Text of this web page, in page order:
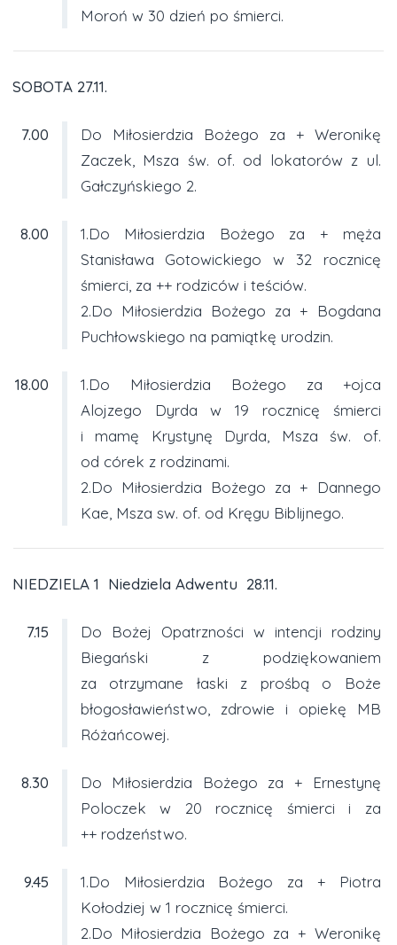
Moroń w 30 dzień po śmierci.
SOBOTA 27.11.
7.00
Do Miłosierdzia Bożego za + Weronikę
Zaczek, Msza św. of. od lokatorów z ul.
Gałczyńskiego 2.
8.00
1.Do Miłosierdzia Bożego za + męża
Stanisława Gotowickiego w 32 rocznicę
śmierci, za ++ rodziców i teściów.
2.Do Miłosierdzia Bożego za + Bogdana
Puchłowskiego na pamiątkę urodzin.
18.00
1.Do Miłosierdzia Bożego za +ojca
Alojzego Dyrda w 19 rocznicę śmierci
i mamę Krystynę Dyrda, Msza św. of.
od córek z rodzinami.
2.Do Miłosierdzia Bożego za + Dannego
Kae, Msza sw. of. od Kręgu Biblijnego.
NIEDZIELA 1 Niedziela Adwentu 28.11.
7.15
Do Bożej Opatrzności w intencji rodziny
Biegański z podziękowaniem
za otrzymane łaski z prośbą o Boże
błogosławieństwo, zdrowie i opiekę MB
Różańcowej.
8.30
Do Miłosierdzia Bożego za + Ernestynę
Poloczek w 20 rocznicę śmierci i za
++ rodzeństwo.
9.45
1.Do Miłosierdzia Bożego za + Piotra
Kołodziej w 1 rocznicę śmierci.
2.Do Miłosierdzia Bożego za + Weronikę